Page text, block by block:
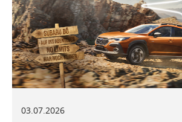
03.07.2026